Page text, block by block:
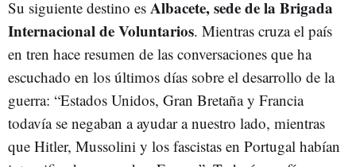
Su siguiente destino es Albacete, sede de la Brigada
Internacional de Voluntarios. Mientras cruza el país
en tren hace resumen de las conversaciones que ha
escuchado en los últimos días sobre el desarrollo de la
guerra: “Estados Unidos, Gran Bretaña y Francia
todavía se negaban a ayudar a nuestro lado, mientras
que Hitler, Mussolini y los fascistas en Portugal habían